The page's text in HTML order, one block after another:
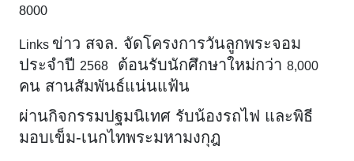
8000
Links ข่าว สจล. จัดโครงการวันลูกพระจอม
ประจำปี 2568 ต้อนรับนักศึกษาใหม่กว่า 8,000
คน สานสัมพันธ์แน่นแฟ้น
ผ่านกิจกรรมปฐมนิเทศ รับน้องรถไฟ และพิธี
มอบเข็ม-เนกไทพระมหามงกุฎ